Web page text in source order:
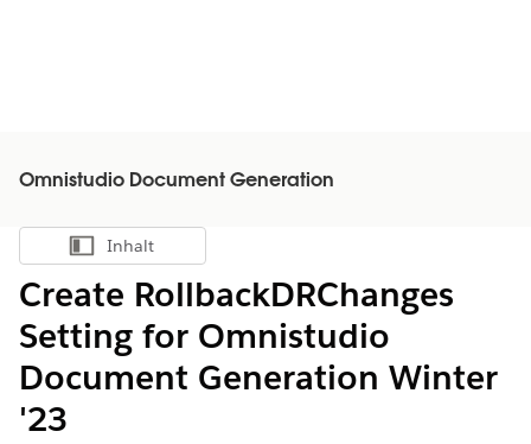
Omnistudio Document Generation
Inhalt anzeigen
Inhalt
Create RollbackDRChanges
Setting for Omnistudio
Document Generation Winter
'23